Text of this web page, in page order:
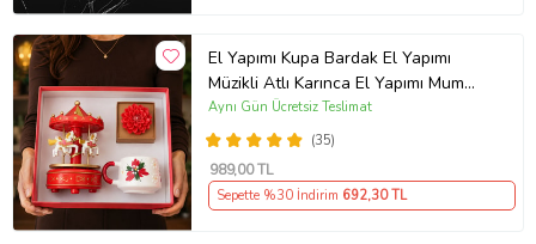
El Yapımı Kupa Bardak El Yapımı
Müzikli Atlı Karınca El Yapımı Mum
AYN34
(35)
Aynı Gün Ücretsiz Teslimat
989,00 TL
Sepette %30 İndirim 692,30 TL